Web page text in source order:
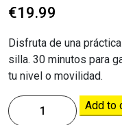
€19.99
Disfruta de una
silla. 30 minutos para
tu nivel o movilidad.
Add to